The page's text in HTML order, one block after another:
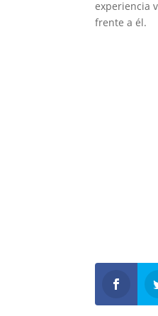
experiencia
frente a él.